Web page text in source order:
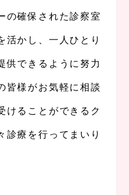
の確保された診察室
活かし、一人ひとり
供できるように努力
皆様がお気軽に相談
けることができるク
診療を行ってまいり